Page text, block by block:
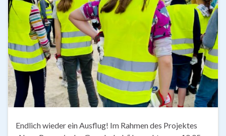
Endlich wieder ein Ausflug! Im Rahmen des Projektes